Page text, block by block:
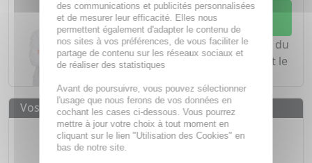
Demandez conseil à votre
pharmacien
Notre équipe est à votre écoute du
lundi au vendredi de8h à 20h
et le
Vos avantages
Médicaments d'origineCERTIFIÉE
1500médicaments
des communications et publicités personnalisées
et de mesurer leur efficacité. Elles nous
permettent également d'adapter le contenu de
nos sites à vos préférences, de vous faciliter le
partage de contenu sur les réseaux sociaux et
de réaliser des statistiques
Avant de poursuivre, vous pouvez sélectionner
l'usage que nous ferons de vos données en
cochant les cases ci-dessous. Vous pourrez
mettre à jour votre choix à tout moment en
cliquant sur le lien "Utilisation des Cookies" en
bas de notre site.